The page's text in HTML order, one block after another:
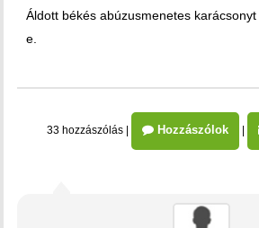
Áldott békés abúzusmenetes
e.
33 hozzászólás| Hozzászólok